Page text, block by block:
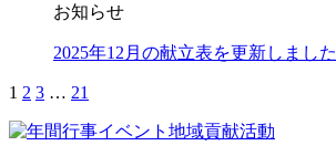
お知らせ
2025年12月の献立表を更新しました
1 2 3 … 21